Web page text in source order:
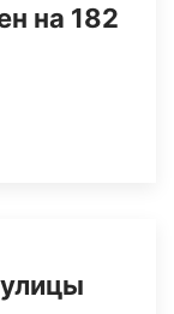
на 182